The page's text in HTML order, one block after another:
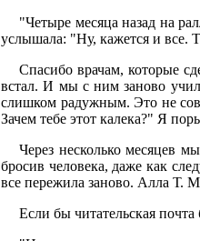
"Четыре месяца назад на
услышала: "Ну, кажется и все.
Спасибо врачам, которые
встал. И мы с ним заново
слишком радужным. Это не
Зачем тебе этот калека?" Я
Через несколько месяцев
бросив человека, даже как
все пережила заново. Алла Т.
Если бы читательская